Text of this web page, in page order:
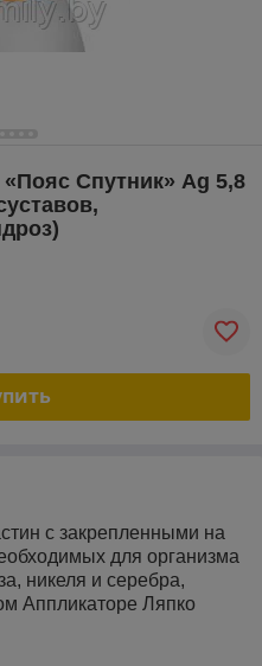
Спутник» Ag 5,8
с закрепленными на
для организма
никеля и серебра,
Аппликаторе Ляпко